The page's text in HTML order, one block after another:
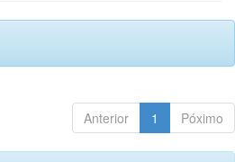
Anterior 1 Póximo